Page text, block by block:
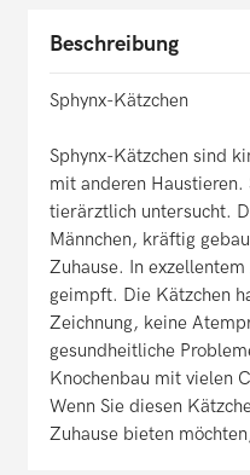
Beschreibung
Sphynx-Kätzchen
Sphynx-Kätzchen sind
mit anderen
tierärztlich untersucht.
Männchen, kräftig
Zuhause. In
geimpft. Die Kätzchen
Zeichnung, keine
gesundheitliche
Knochenbau mit vielen
Wenn Sie diesen
Zuhause bieten